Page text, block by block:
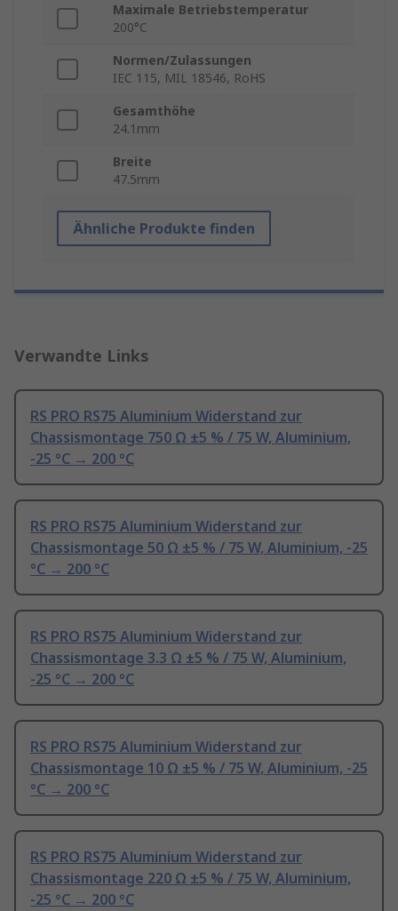
Maximale Betriebstemperatur
200°C
Normen/Zulassungen
IEC 115, MIL 18546, RoHS
Gesamthöhe
24.1mm
Breite
47.5mm
Ähnliche Produkte finden
Verwandte Links
RS PRO RS75 Aluminium Widerstand zur
Chassismontage 750 Ω ±5 % / 75 W, Aluminium,
-25 °C → 200 °C
RS PRO RS75 Aluminium Widerstand zur
Chassismontage 50 Ω ±5 % / 75 W, Aluminium, -25
°C → 200 °C
RS PRO RS75 Aluminium Widerstand zur
Chassismontage 3.3 Ω ±5 % / 75 W, Aluminium,
-25 °C → 200 °C
RS PRO RS75 Aluminium Widerstand zur
Chassismontage 10 Ω ±5 % / 75 W, Aluminium, -25
°C → 200 °C
RS PRO RS75 Aluminium Widerstand zur
Chassismontage 220 Ω ±5 % / 75 W, Aluminium,
-25 °C → 200 °C